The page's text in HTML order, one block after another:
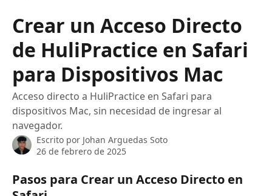
Crear un Acceso Directo
de HuliPractice en Safari
para Dispositivos Mac
Acceso directo a HuliPractice en Safari para
dispositivos Mac, sin necesidad de ingresar al
navegador.
Escrito por Johan Arguedas Soto
26 de febrero de 2025
Pasos para Crear un Acceso Directo en